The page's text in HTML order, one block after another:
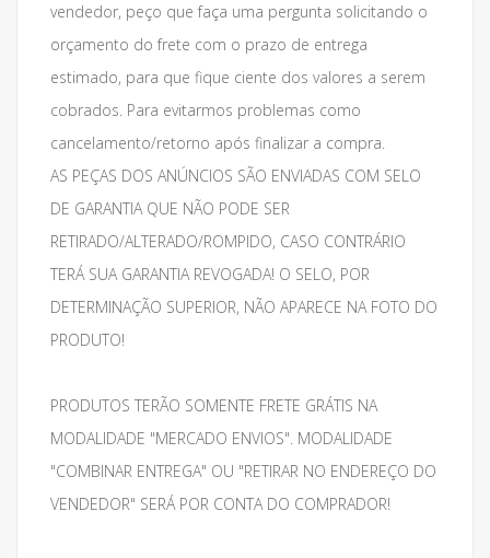
vendedor, peço que faça uma pergunta solicitando o
orçamento do frete com o prazo de entrega
estimado, para que fique ciente dos valores a serem
cobrados. Para evitarmos problemas como
cancelamento/retorno após finalizar a compra.
AS PEÇAS DOS ANÚNCIOS SÃO ENVIADAS COM SELO
DE GARANTIA QUE NÃO PODE SER
RETIRADO/ALTERADO/ROMPIDO, CASO CONTRÁRIO
TERÁ SUA GARANTIA REVOGADA! O SELO, POR
DETERMINAÇÃO SUPERIOR, NÃO APARECE NA FOTO DO
PRODUTO!
PRODUTOS TERÃO SOMENTE FRETE GRÁTIS NA
MODALIDADE "MERCADO ENVIOS". MODALIDADE
"COMBINAR ENTREGA" OU "RETIRAR NO ENDEREÇO DO
VENDEDOR" SERÁ POR CONTA DO COMPRADOR!